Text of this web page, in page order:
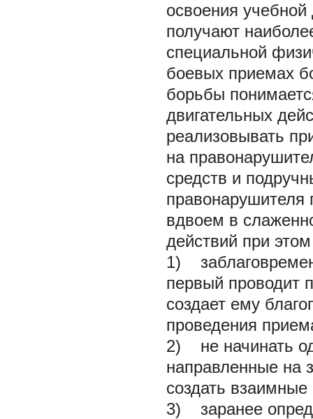
освоения
получают
специальной
боевых приемах
борьбы
двигательных
реализовывать
на
средств и
правонарушителя
вдвоем в
действий при
1)
первый проводит
создает ему
проведения
2) не начинать
направленные на
создать
3) заранее